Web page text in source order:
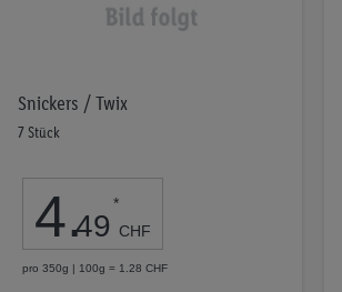
Snickers / Twix
7 Stück
4.49
*
CHF
pro 350g | 100g = 1.28 CHF